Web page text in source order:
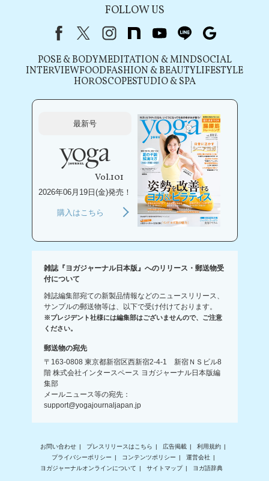
FOLLOW US
FacebookX（旧Twitter）
instagram
note youtubeline
POSE & BODYMEDITATION & MINDSOCIAL
INTERVIEWFOODFASHION & BEAUTYLIFESTYLE
HOROSCOPESTUDIO & SPA
最新号
Vol.101
2026年06月19日(金)発売！
購入はこちら
雑誌『ヨガジャーナル日本版』へのリリース・郵送物受
付について
雑誌編集部宛ての新製品情報などのニュースリリース、
サンプルの郵送物等は、以下で受け付けております。
※プレジデント社様には編集部はございませんので、ご注意
ください。
郵送物の宛先
〒163-0808 東京都新宿区西新宿2-4-1 新宿ＮＳビル8
階 株式会社インタースペース ヨガジャーナル日本版編
集部
メールニュース等の宛先：
support@yogajournaljapan.jp
お問い合わせ プレスリリースはこちら 広告掲載
利用規約
プライバシーポリシー
コンテンツポリシー
運営会社
ヨガジャーナルオンラインについて
サイトマップ ヨガ語辞典